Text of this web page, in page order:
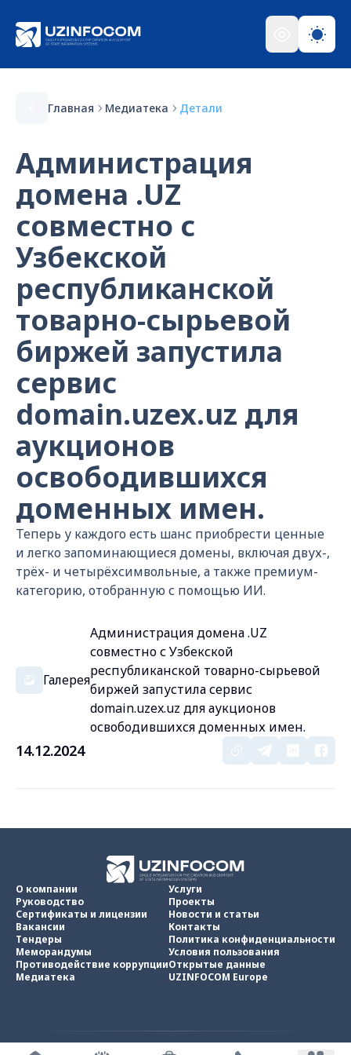
Главная Медиатека Детали
Администрация
домена .UZ
совместно с
Узбекской
республиканской
товарно-сырьевой
биржей запустила
сервис
domain.uzex.uz для
аукционов
освободившихся
доменных имен.
Теперь у каждого есть шанс приобрести ценные
и легко запоминающиеся домены, включая двух-,
трёх- и четырёхсимвольные, а также премиум-
категорию, отобранную с помощью ИИ.
Галерея
Администрация домена .UZ
совместно с Узбекской
республиканской товарно-сырьевой
биржей запустила сервис
domain.uzex.uz для аукционов
освободившихся доменных имен.
14.12.2024
О компании
Руководство
Сертификаты и лицензии
Вакансии
Тендеры
Меморандумы
Противодействие коррупции
Медиатека
Услуги
Проекты
Новости и статьи
Контакты
Политика конфиденциальности
Условия пользования
Открытые данные
UZINFOCOM Europe